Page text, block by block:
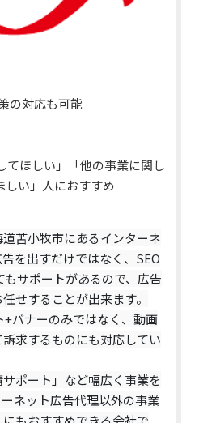
の対応も可能
てほしい」「他の事業に関し
しい」人におすすめ
道苫小牧市にあるインターネ
を出すだけではなく、SEO
サポートがあるので、広告
せすることが出来ます。
バナーのみではなく、動画
求するものにも対応してい
ポート」など幅広く事業を
ネット広告代理以外の事業